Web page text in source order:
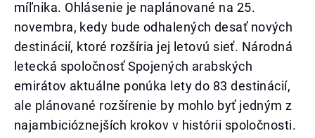
míľnika. Ohlásenie je naplánované na 25.
novembra, kedy bude odhalených desať nových
destinácií, ktoré rozšíria jej letovú sieť. Národná
letecká spoločnosť Spojených arabských
emirátov aktuálne ponúka lety do 83 destinácií,
ale plánované rozšírenie by mohlo byť jedným z
najambicióznejších krokov v histórii spoločnosti.